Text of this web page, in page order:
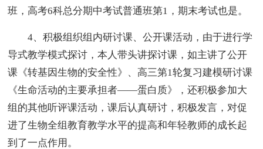
班，高考6科总分期中考试普通班第1，期末考试也是。
4、积极组织组内研讨课、公开课活动，由于进行学
导式教学模式探讨，本人带头讲探讨课，如主讲了公开
课《转基因生物的安全性》、高三第1轮复习建模研讨课
《生命活动的主要承担者——蛋白质》，还积极参加大
组的其他听评课活动，课后认真研讨，积极发言，对促
进了生物全组教育教学水平的提高和年轻教师的成长起
到了一点作用。